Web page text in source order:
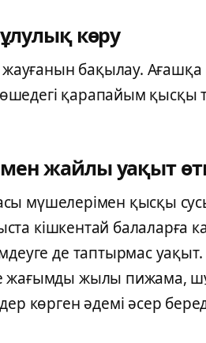
көру
бақылау.
қарапайым қысқы
жайлы уақыт
мүшелерімен қысқы
кішкентай балаларға
де таптырмас уақыт.
жылы пижама,
көрген әдемі әсер